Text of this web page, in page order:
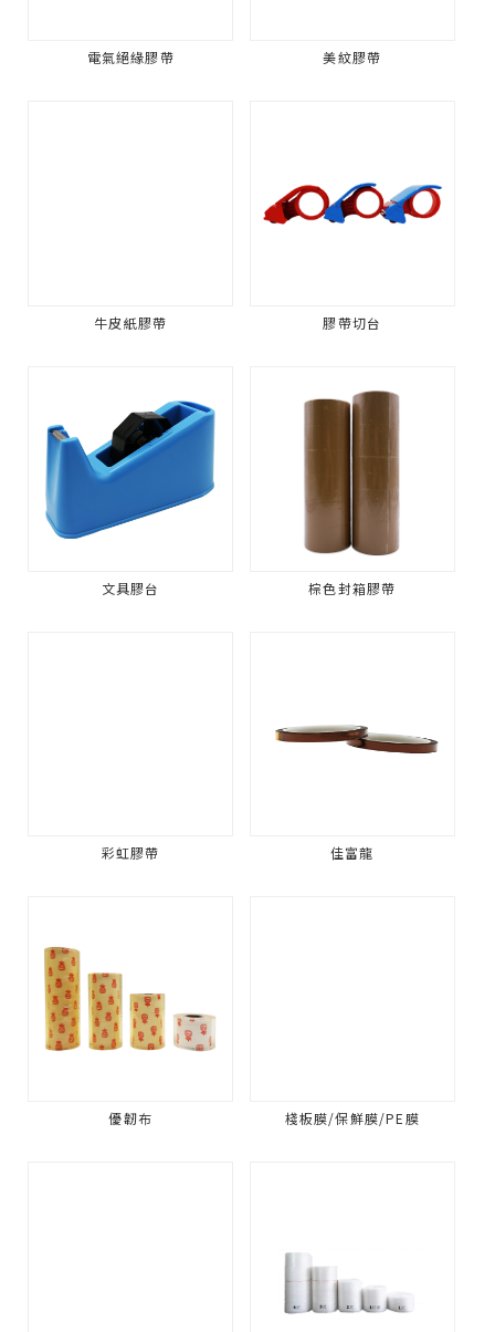
電氣絕緣膠帶 美紋膠帶
牛皮紙膠帶 膠帶切台
文具膠台 棕色封箱膠帶
彩虹膠帶 佳富龍
優韌布 棧板膜/保鮮膜/PE膜